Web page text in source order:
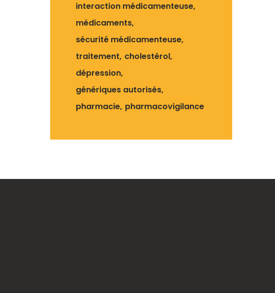
interaction médicamenteuse
médicaments
sécurité médicamenteuse
traitement cholestérol
dépression
génériques autorisés
pharmacie pharmacovigilance